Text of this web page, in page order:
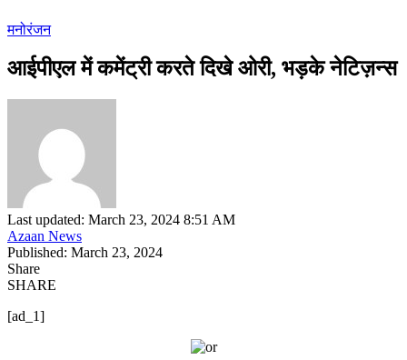
मनोरंजन
आईपीएल में कमेंट्री करते दिखे ओरी, भड़के नेटिज़न्स
Last updated: March 23, 2024 8:51 AM
Azaan News
Published: March 23, 2024
Share
SHARE
[ad_1]